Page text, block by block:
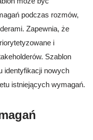
podczas rozmów,
Zapewnia, że
i
Szablon
identyfikacji nowych
istniejących wymagań.